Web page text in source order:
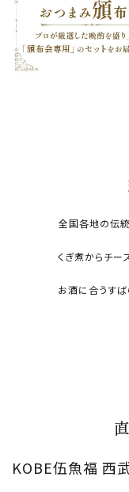
全国各地の伝
くぎ煮からチー
お酒に合うすば
KOBE伍魚福 西